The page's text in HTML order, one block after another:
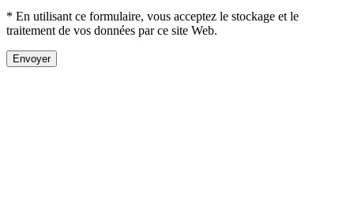
* En utilisant ce formulaire, vous acceptez le stockage et le
traitement de vos données par ce site Web.